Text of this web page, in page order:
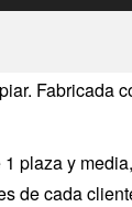
Fabricada
plaza y
de cada